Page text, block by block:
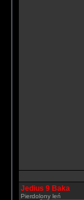
Jedius 9 Baka
Pierdolony leń